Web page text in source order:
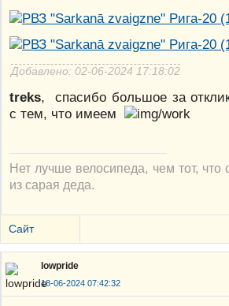
Добавлено: 02-06-2024 17:18:02
treks, спасибо большое за
с тем, что имеем
Нет лучше велосипеда, чем тот, что
из сарая деда.
Сайт
lowpride
18-06-2024 07:42:32